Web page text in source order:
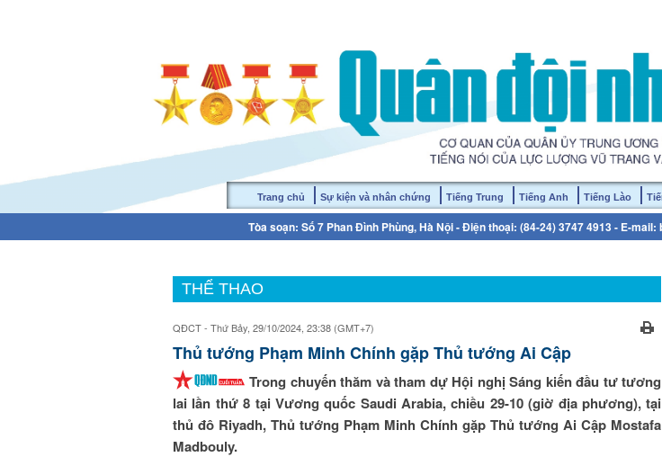
Trang chủ Sự kiện và nhân chứng Tiếng Trung Tiếng Anh Tiếng Lào
Tòa soạn: Số 7 Phan Đình Phùng, Hà Nội - Điện thoại: (84-24) 3747 4913 - E-
THỂ THAO
QĐCT - Thứ Bảy, 29/10/2024, 23:38 (GMT+7)
Thủ tướng Phạm Minh Chính gặp Thủ tướng Ai Cập
Trong chuyến thăm và tham dự Hội nghị Sáng kiến đầu tư tương
lai lần thứ 8 tại Vương quốc Saudi Arabia, chiều 29-10 (giờ địa phương), tại
thủ đô Riyadh, Thủ tướng Phạm Minh Chính gặp Thủ tướng Ai Cập Mostafa
Madbouly.